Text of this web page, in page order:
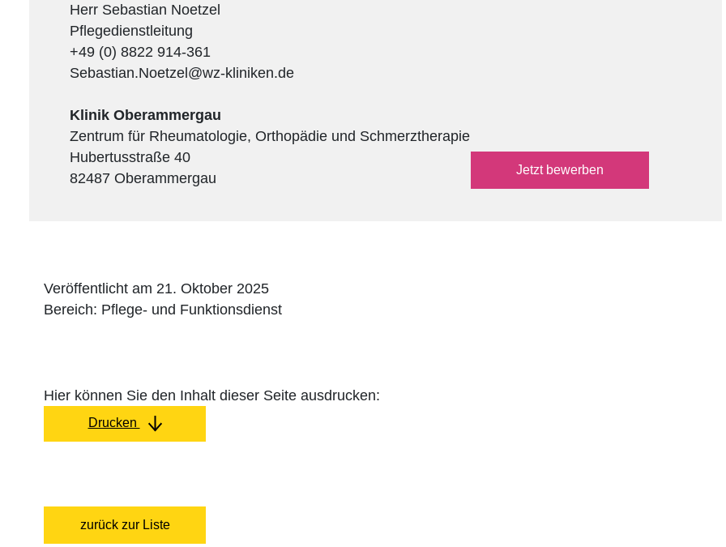
Herr Sebastian Noetzel
Pflegedienstleitung
+49 (0) 8822 914-361
Sebastian.Noetzel@wz-kliniken.de
Klinik Oberammergau
Zentrum für Rheumatologie, Orthopädie und Schmerztherapie
Hubertusstraße 40
82487 Oberammergau
Jetzt über das externe
bewerben
Veröffentlicht am 21. Oktober 2025
Bereich: Pflege- und Funktionsdienst
Hier können Sie den Inhalt dieser Seite ausdrucken:
Drucken
zurück zur Liste